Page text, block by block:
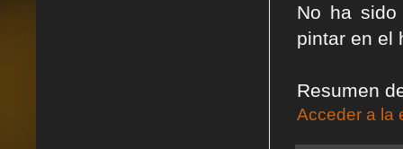
No ha
pintar en el
Resumen
Acceder a la